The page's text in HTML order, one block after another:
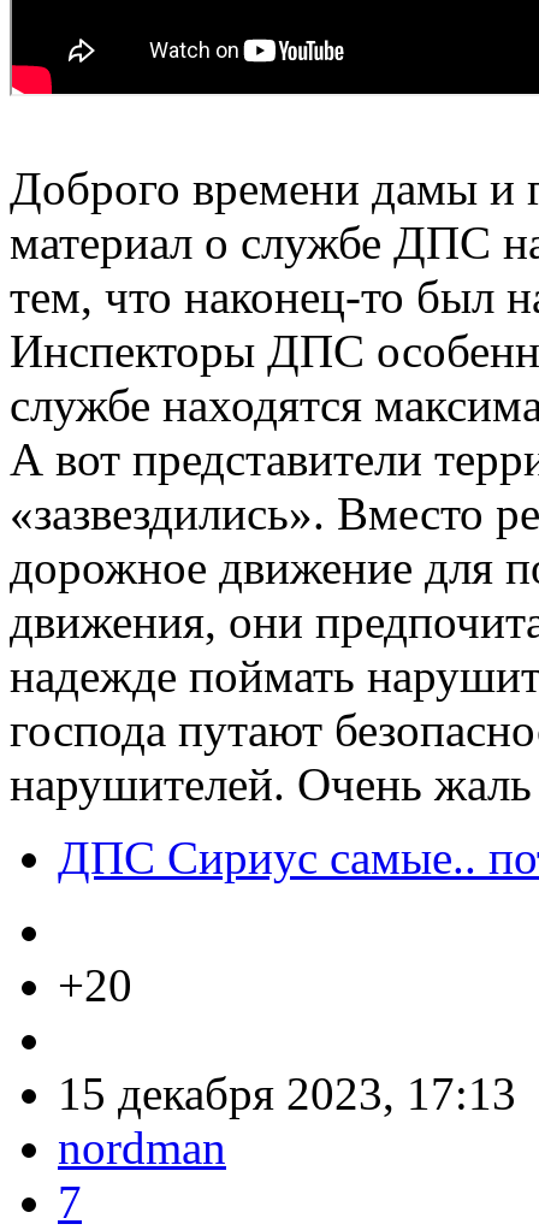
Доброго времени дамы и
материал о службе ДПС
тем, что наконец-то был
Инспекторы ДПС
службе находятся
А вот представители
«зазвездились». Вместо
дорожное движение для
движения, они
надежде поймать
господа путают
нарушителей. Очень жаль
ДПС Сириус самые..
+20
15 декабря 2023, 17:13
nordman
7